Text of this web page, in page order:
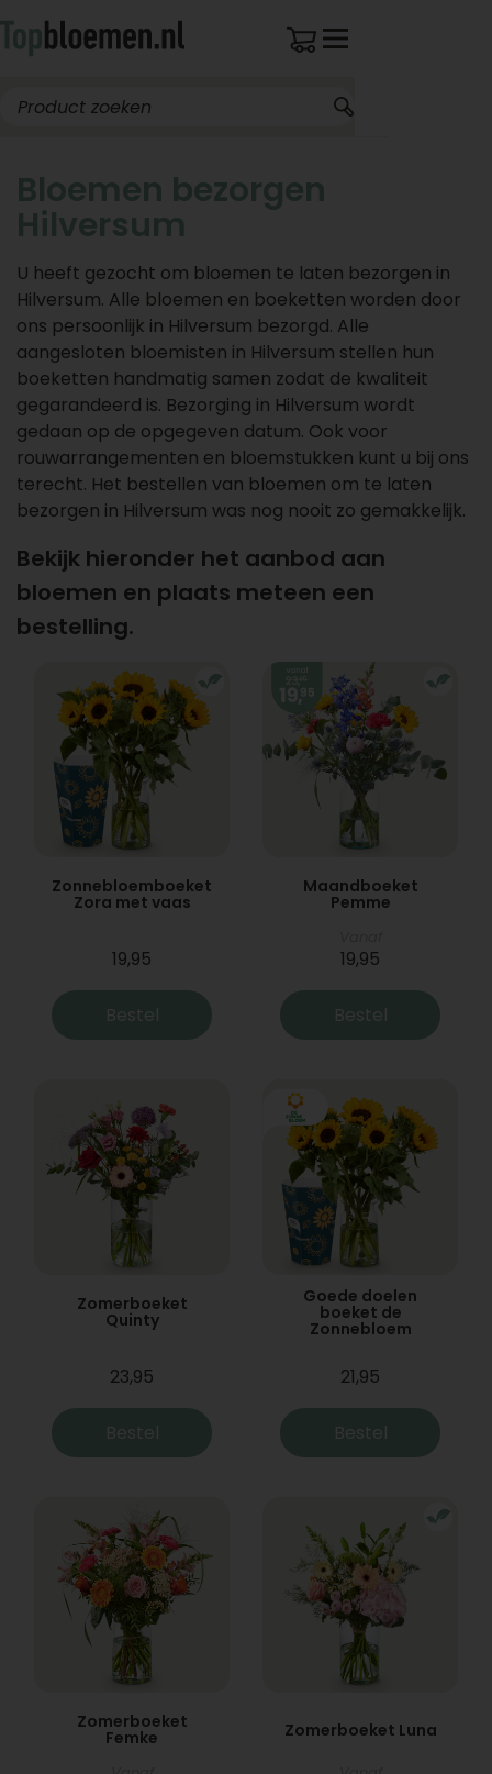
Bloemen bezorgen
Hilversum
U heeft gezocht om bloemen te laten bezorgen in
Hilversum. Alle bloemen en boeketten worden door
ons persoonlijk in Hilversum bezorgd. Alle
aangesloten bloemisten in Hilversum stellen hun
boeketten handmatig samen zodat de kwaliteit
gegarandeerd is. Bezorging in Hilversum wordt
gedaan op de opgegeven datum. Ook voor
rouwarrangementen en bloemstukken kunt u bij ons
terecht. Het bestellen van bloemen om te laten
bezorgen in Hilversum was nog nooit zo gemakkelijk.
Bekijk hieronder het aanbod aan
bloemen en plaats meteen een
bestelling.
Zonnebloemboeket
Zora met vaas
19,95
Bestel
Maandboeket
Pemme
19,95
Bestel
Zomerboeket
Quinty
23,95
Bestel
Goede doelen
boeket de
Zonnebloem
21,95
Bestel
Zomerboeket
Femke Zomerboeket Luna